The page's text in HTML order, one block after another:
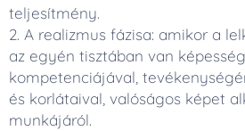
teljesítmény.
2. A realizmus fázisa: amikor a
az egyén tisztában van
kompetenciájával,
és korlátaival, valóságos képet
munkájáról.